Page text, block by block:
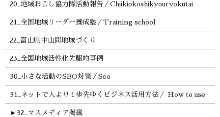
20_地域おこし協力隊活動報告／Chiikiokoshikyouryokutai
21_全国地域リーダー養成塾／Training school
22_富山県中山間地域づくり
23_全国地域活性化先駆的事例
30_小さな活動のSEO対策／Seo
31_ネットで人より１歩先ゆくビジネス活用方法／ How to use
► 32_マスメディア掲載